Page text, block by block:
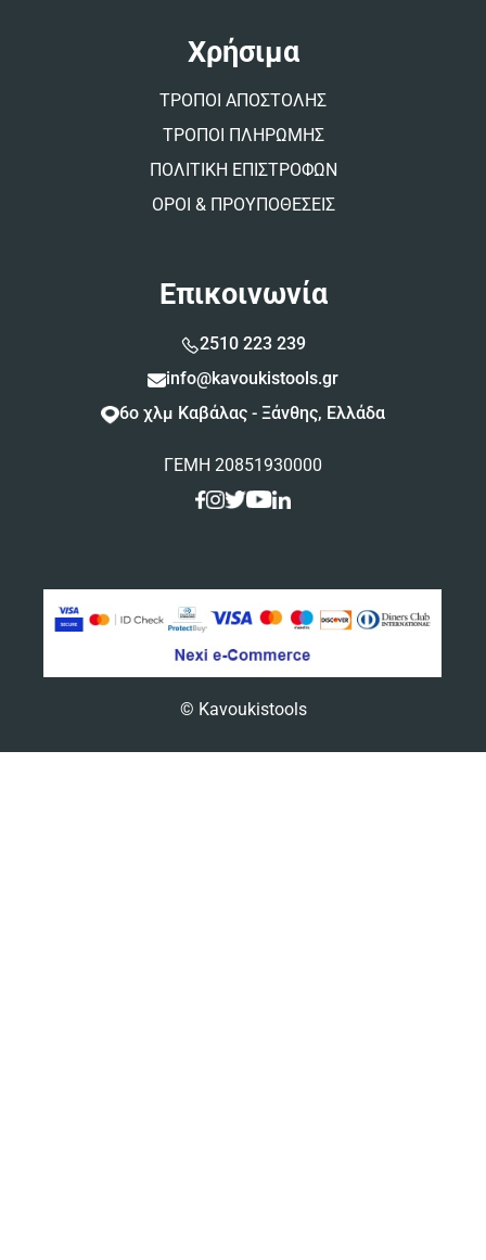
Χρήσιμα
ΤΡΟΠΟΙ ΑΠΟΣΤΟΛΗΣ
ΤΡΟΠΟΙ ΠΛΗΡΩΜΗΣ
ΠΟΛΙΤΙΚΗ ΕΠΙΣΤΡΟΦΩΝ
ΟΡΟΙ & ΠΡΟΥΠΟΘΕΣΕΙΣ
Επικοινωνία
2510 223 239
info@kavoukistools.gr
6ο χλμ Καβάλας - Ξάνθης, Ελλάδα
ΓΕΜΗ 20851930000
© Kavoukistools